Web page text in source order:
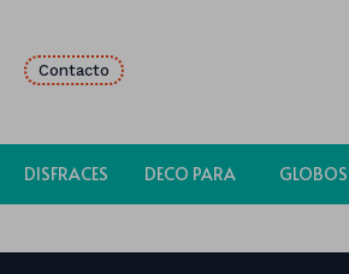
DISFRACES DECO PARA GLOBOS
Contacto